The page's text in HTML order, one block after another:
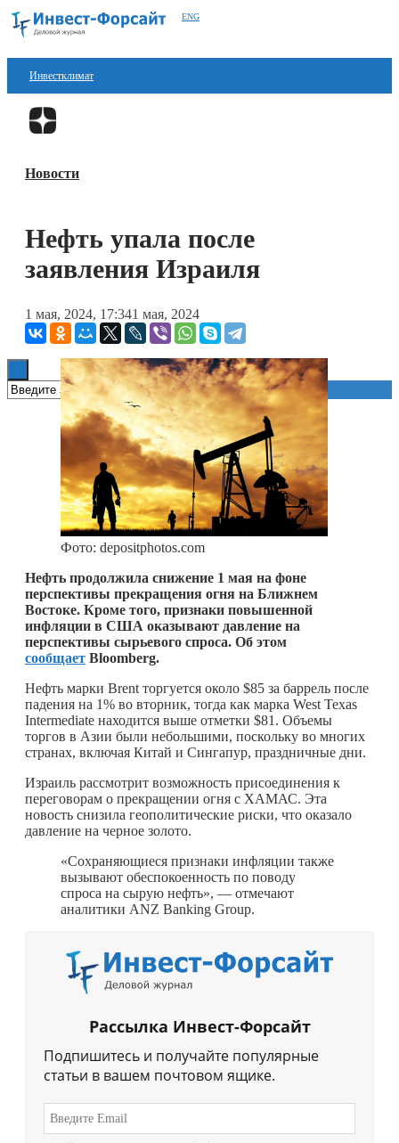
ENG
Инвестклимат
Финансы
Блокчейн
Технологии
Книги
Новости
Нефть упала после
заявления Израиля
1 мая, 2024, 17:341 мая, 2024
Фото: depositphotos.com
Нефть продолжила снижение 1 мая на фоне
перспективы прекращения огня на Ближнем
Востоке. Кроме того, признаки повышенной
инфляции в США оказывают давление на
перспективы сырьевого спроса. Об этом
сообщает Bloomberg.
Нефть марки Brent торгуется около $85 за баррель после
падения на 1% во вторник, тогда как марка West Texas
Intermediate находится выше отметки $81. Объемы
торгов в Азии были небольшими, поскольку во многих
странах, включая Китай и Сингапур, праздничные дни.
Израиль рассмотрит возможность присоединения к
переговорам о прекращении огня с ХАМАС. Эта
новость снизила геополитические риски, что оказало
давление на черное золото.
«Сохраняющиеся признаки инфляции также
вызывают обеспокоенность по поводу
спроса на сырую нефть», — отмечают
аналитики ANZ Banking Group.
Рассылка Инвест-Форсайт
Подпишитесь и получайте популярные
статьи в вашем почтовом ящике.